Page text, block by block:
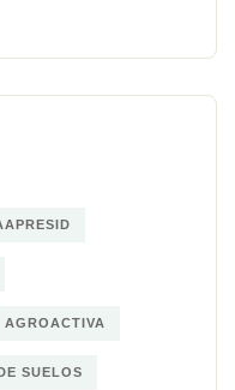
AGROACTIVA
SUELOS